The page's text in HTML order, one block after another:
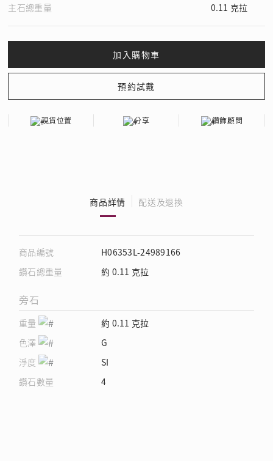
主石總重量 0.11 克拉
現貨位置 分享 鑽飾顧問
商品詳情 配送及退換
商品編號
H06353L-24989166
鑽石總重量
約 0.11 克拉
旁石
重量
約 0.11 克拉
色澤
G
淨度
SI
鑽石數量
4